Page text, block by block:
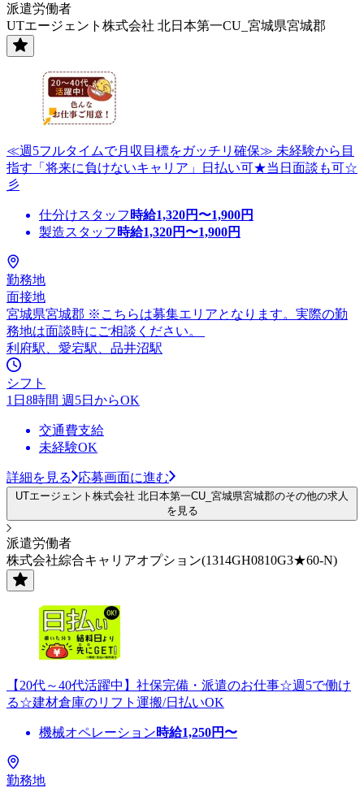
派遣労働者
UTエージェント株式会社 北日本第一CU_宮城県宮城郡
≪週5フルタイムで月収目標をガッチリ確保≫ 未経験から目
指す「将来に負けないキャリア」日払い可★当日面談も可☆
彡
仕分けスタッフ 時給1,320円〜1,900円
製造スタッフ 時給1,320円〜1,900円
勤務地
面接地
宮城県宮城郡 ※こちらは募集エリアとなります。実際の勤
務地は面談時にご相談ください。
利府駅、愛宕駅、品井沼駅
シフト
1日8時間 週5日からOK
交通費支給
未経験OK
詳細を見る 応募画面に進む
UTエージェント株式会社 北日本第一CU_宮城県宮城郡のその他の求人
を見る
派遣労働者
株式会社綜合キャリアオプション(1314GH0810G3★60-N)
【20代～40代活躍中】社保完備・派遣のお仕事☆週5で働け
る☆建材倉庫のリフト運搬/日払いOK
機械オペレーション時給1,250円〜
勤務地